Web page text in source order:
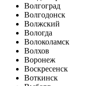
Волгоград
Волгодонск
Волжский
Вологда
Волоколамск
Волхов
Воронеж
Воскресенск
Воткинск